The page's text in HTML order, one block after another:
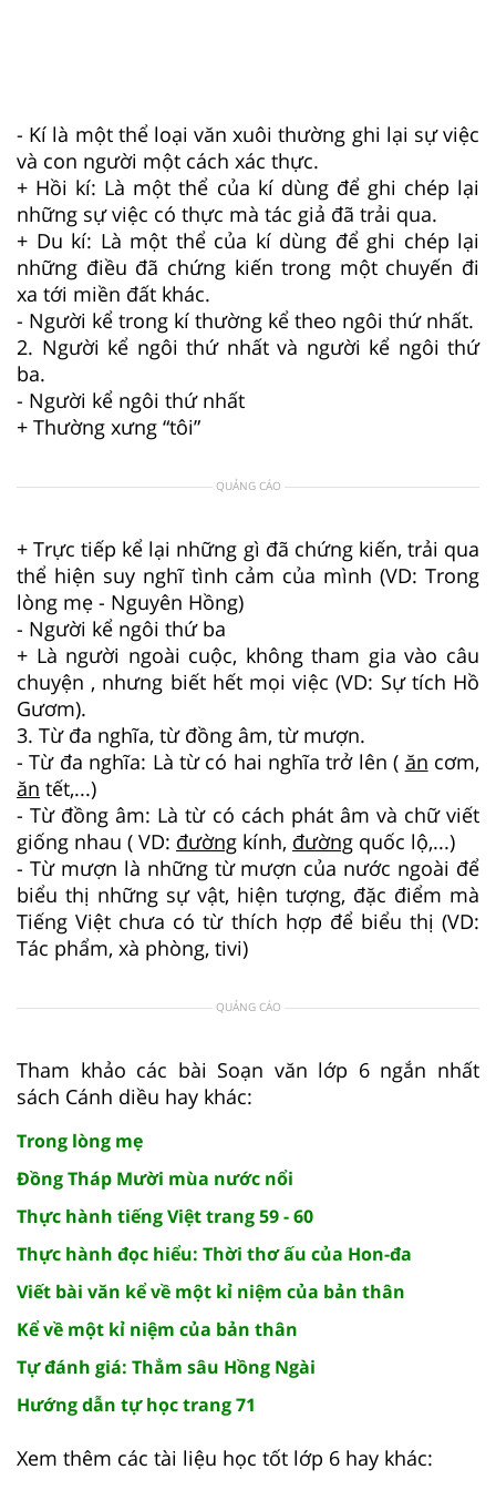
- Kí là một thể loại văn xuôi thường ghi lại sự việc
và con người một cách xác thực.
+ Hồi kí: Là một thể của kí dùng để ghi chép lại
những sự việc có thực mà tác giả đã trải qua.
+ Du kí: Là một thể của kí dùng để ghi chép lại
những điều đã chứng kiến trong một chuyến đi
xa tới miền đất khác.
- Người kể trong kí thường kể theo ngôi thứ nhất.
2. Người kể ngôi thứ nhất và người kể ngôi thứ
ba.
- Người kể ngôi thứ nhất
+ Thường xưng “tôi”
QUẢNG CÁO
+ Trực tiếp kể lại những gì đã chứng kiến, trải qua
thể hiện suy nghĩ tình cảm của mình (VD: Trong
lòng mẹ - Nguyên Hồng)
- Người kể ngôi thứ ba
+ Là người ngoài cuộc, không tham gia vào câu
chuyện , nhưng biết hết mọi việc (VD: Sự tích Hồ
Gươm).
3. Từ đa nghĩa, từ đồng âm, từ mượn.
- Từ đa nghĩa: Là từ có hai nghĩa trở lên ( ăn cơm,
ăn tết,...)
- Từ đồng âm: Là từ có cách phát âm và chữ viết
giống nhau ( VD: đường kính, đường quốc lộ,...)
- Từ mượn là những từ mượn của nước ngoài để
biểu thị những sự vật, hiện tượng, đặc điểm mà
Tiếng Việt chưa có từ thích hợp để biểu thị (VD:
Tác phẩm, xà phòng, tivi)
QUẢNG CÁO
Tham khảo các bài Soạn văn lớp 6 ngắn nhất
sách Cánh diều hay khác:
Trong lòng mẹ
Đồng Tháp Mười mùa nước nổi
Thực hành tiếng Việt trang 59 - 60
Thực hành đọc hiểu: Thời thơ ấu của Hon-đa
Viết bài văn kể về một kỉ niệm của bản thân
Kể về một kỉ niệm của bản thân
Tự đánh giá: Thẳm sâu Hồng Ngài
Hướng dẫn tự học trang 71
Xem thêm các tài liệu học tốt lớp 6 hay khác: